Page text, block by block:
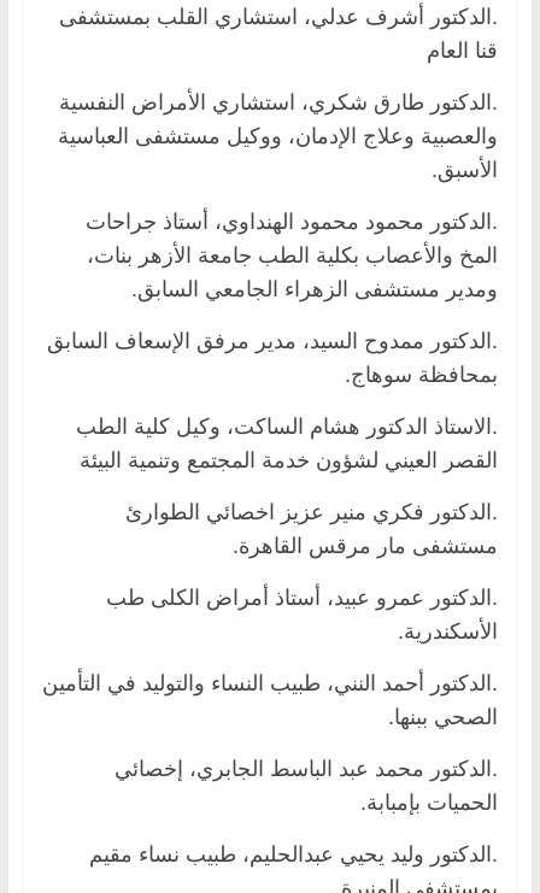
.الدكتور أشرف عدلي، استشاري القلب بمستشفى
قنا العام
.الدكتور طارق شكري، استشاري الأمراض النفسية
والعصبية وعلاج الإدمان، ووكيل مستشفى العباسية
الأسبق.
.الدكتور محمود محمود الهنداوي، أستاذ جراحات
المخ والأعصاب بكلية الطب جامعة الأزهر بنات،
ومدير مستشفى الزهراء الجامعي السابق.
.الدكتور ممدوح السيد، مدير مرفق الإسعاف السابق
بمحافظة سوهاج.
.الاستاذ الدكتور هشام الساكت، وكيل كلية الطب
القصر العيني لشؤون خدمة المجتمع وتنمية البيئة
.الدكتور فكري منير عزيز اخصائي الطوارئ
مستشفى مار مرقس القاهرة.
.الدكتور عمرو عبيد، أستاذ أمراض الكلى طب
الأسكندرية.
.الدكتور أحمد النني، طبيب النساء والتوليد في التأمين
الصحي ببنها.
.الدكتور محمد عبد الباسط الجابري، إخصائي
الحميات بإمبابة.
.الدكتور وليد يحيي عبدالحليم، طبيب نساء مقيم
بمستشفى المنيرة.